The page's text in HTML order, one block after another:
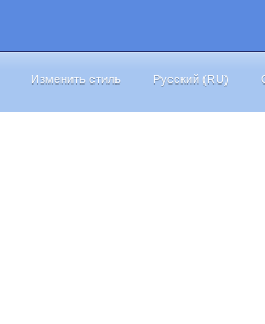
Изменить стиль Русский (RU)